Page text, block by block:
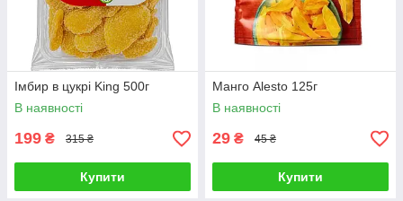
Імбир в цукрі King 500г
В наявності
199 ₴ 315 ₴
Купити
Манго Alesto 125г
В наявності
29 ₴ 45 ₴
Купити